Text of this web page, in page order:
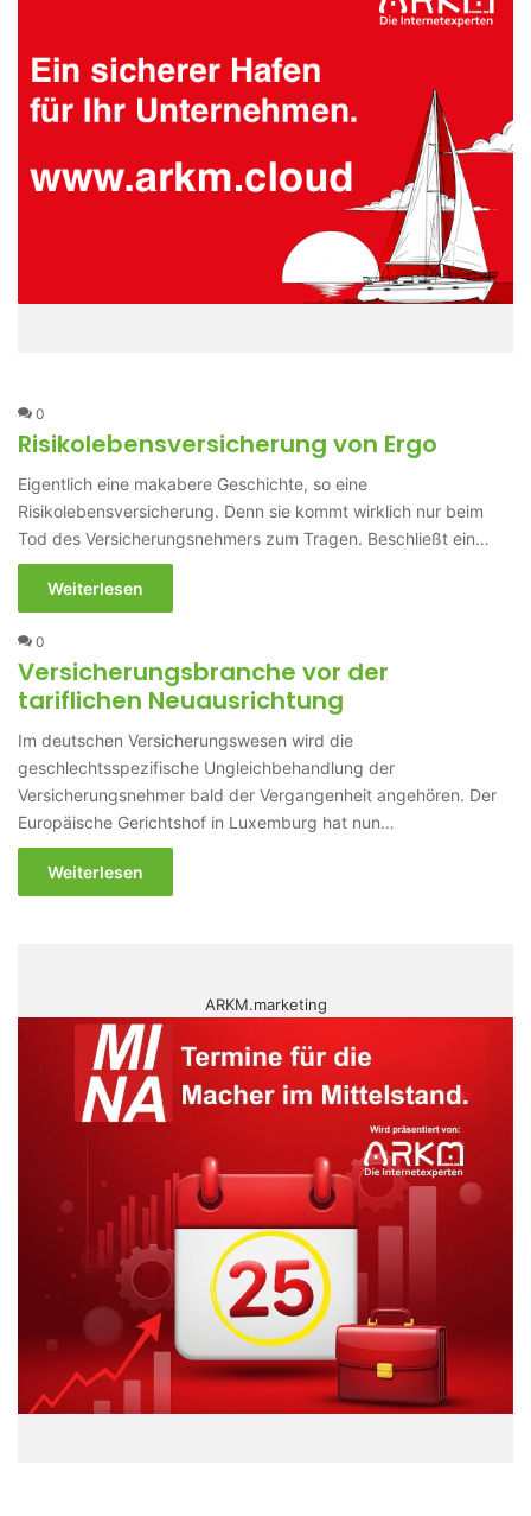
0
Risikolebensversicherung von Ergo
Eigentlich eine makabere Geschichte, so eine
Risikolebensversicherung. Denn sie kommt wirklich nur beim
Tod des Versicherungsnehmers zum Tragen. Beschließt ein…
Weiterlesen
0
Versicherungsbranche vor der
tariflichen Neuausrichtung
Im deutschen Versicherungswesen wird die
geschlechtsspezifische Ungleichbehandlung der
Versicherungsnehmer bald der Vergangenheit angehören. Der
Europäische Gerichtshof in Luxemburg hat nun…
Weiterlesen
ARKM.marketing